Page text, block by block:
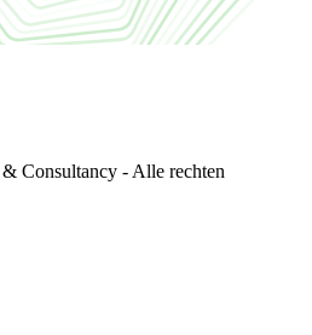
Consultancy - Alle rechten